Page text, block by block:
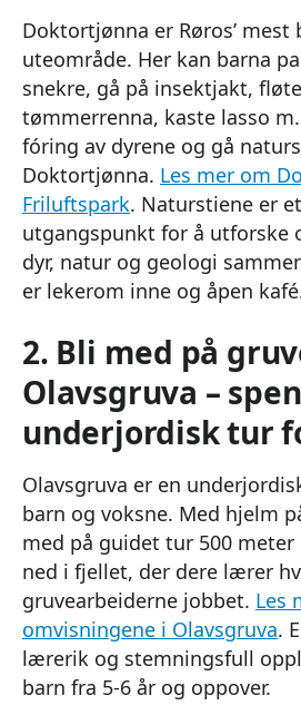
Doktortjønna er Røros’ mest
uteområde. Her kan barna
snekre, gå på insektjakt,
tømmerrenna, kaste lasso
fóring av dyrene og gå
Doktortjønna. Les mer om
Friluftspark. Naturstiene er
utgangspunkt for å utforske
dyr, natur og geologi
er lekerom inne og åpen
2. Bli med på
Olavsgruva –
underjordisk tur
Olavsgruva er en
barn og voksne. Med hjelm
med på guidet tur 500
ned i fjellet, der dere lærer
gruvearbeiderne jobbet. Les
omvisningene i Olavsgruva.
lærerik og stemningsfull
barn fra 5-6 år og oppover.